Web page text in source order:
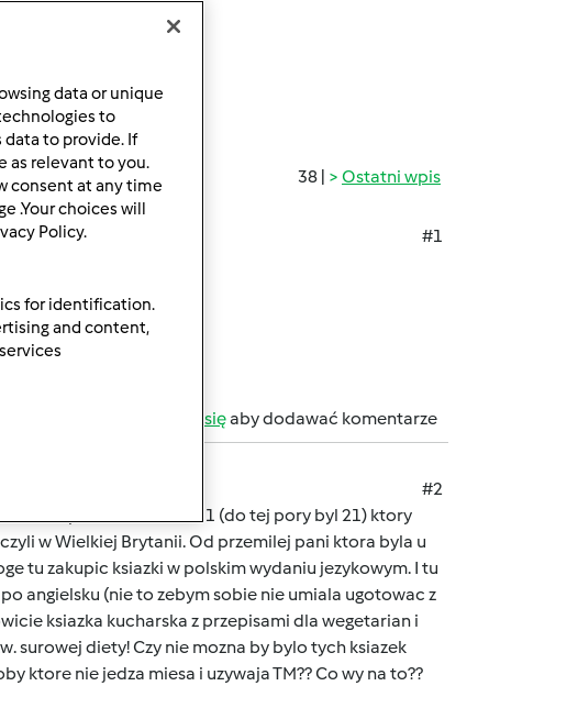
38 | Ostatni wpis
#1
wegan ?
zarejestruj sięaby dodawać komentarze
#2
posiadaczka TM31 (do tej pory byl 21) ktory
w Wielkiej Brytanii. Od przemilej pani ktora byla u
tu zakupic ksiazki w polskim wydaniu jezykowym. I tu
angielsku (nie to zebym sobie nie umiala ugotowac z
ksiazka kucharska z przepisami dla wegetarian i
surowej diety! Czy nie mozna by bylo tych ksiazek
ktore nie jedza miesa i uzywaja TM?? Co wy na to??
data or unique
to
data to provide. If
as relevant to you.
consent at any time
.Your choices will
Policy.
for identification.
and content,